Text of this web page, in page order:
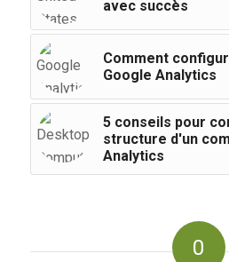
avec succès
Comment
Google Analytics
5 conseils pour
structure d'un
Analytics
0